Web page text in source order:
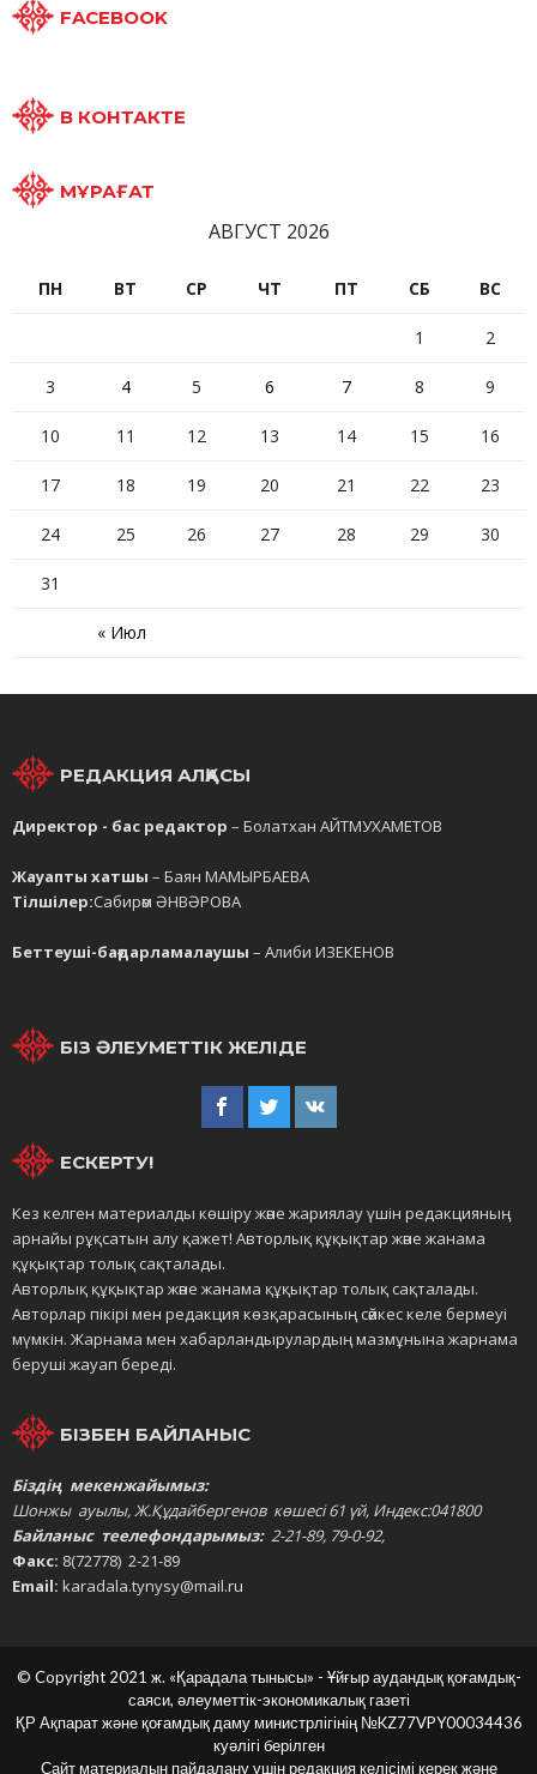
FACEBOOK
В КОНТАКТЕ
МҰРАҒАТ
АВГУСТ 2026
ПН ВТ СР ЧТ ПТ СБ ВС
« Июл
1 2
3 4 5 6 7 8 9
10 11 12 13 14 15 16
17 18 19 20 21 22 23
24 25 26 27 28 29 30
31
РЕДАКЦИЯ АЛҚАСЫ
Директор - бас редактор – Болатхан АЙТМУХАМЕТОВ
Жауапты хатшы – Баян МАМЫРБАЕВА
Тілшілер:Сабирәм ӘНВӘРОВА
Беттеуші-бағдарламалаушы – Алиби ИЗЕКЕНОВ
БІЗ ӘЛЕУМЕТТІК ЖЕЛІДЕ
ЕСКЕРТУ!
Кез келген материалды көшіру және жариялау үшін редакцияның
арнайы рұқсатын алу қажет! Авторлық құқықтар және жанама
құқықтар толық сақталады.
Авторлық құқықтар және жанама құқықтар толық сақталады.
Авторлар пікірі мен редакция көзқарасының сәйкес келе бермеуі
мүмкін. Жарнама мен хабарландырулардың мазмұнына жарнама
беруші жауап береді.
БІЗБЕН БАЙЛАНЫС
Біздің мекенжайымыз:
Шонжы ауылы, Ж.Құдайбергенов көшесі 61 үй, Индекс:041800
Байланыс теелефондарымыз: 2-21-89, 79-0-92,
Факс: 8(72778) 2-21-89
Email: karadala.tynysy@mail.ru
© Copyright 2021 ж. «Қарадала тынысы» - Ұйғыр аудандық қоғамдық-
саяси, әлеуметтік-экономикалық газеті
ҚР Ақпарат және қоғамдық даму министрлігінің №KZ77VPY00034436
куәлігі берілген
Сайт материалын пайдалану үшін редакция келісімі керек және